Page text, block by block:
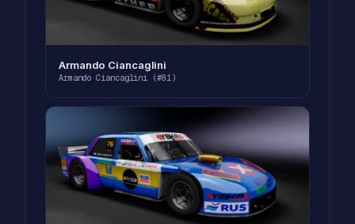
Armando Ciancaglini
Armando Ciancaglini (#81)